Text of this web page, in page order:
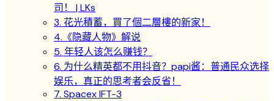
司！ | LKs
3. 花光積蓄，買了個二層樓的新家！
4.《隐藏人物》解说
5. 年轻人该怎么赚钱？
6. 为什么精英都不用抖音？papi酱：普通民众选择
娱乐，真正的思考者会反省！
7. Spacex IFT-3